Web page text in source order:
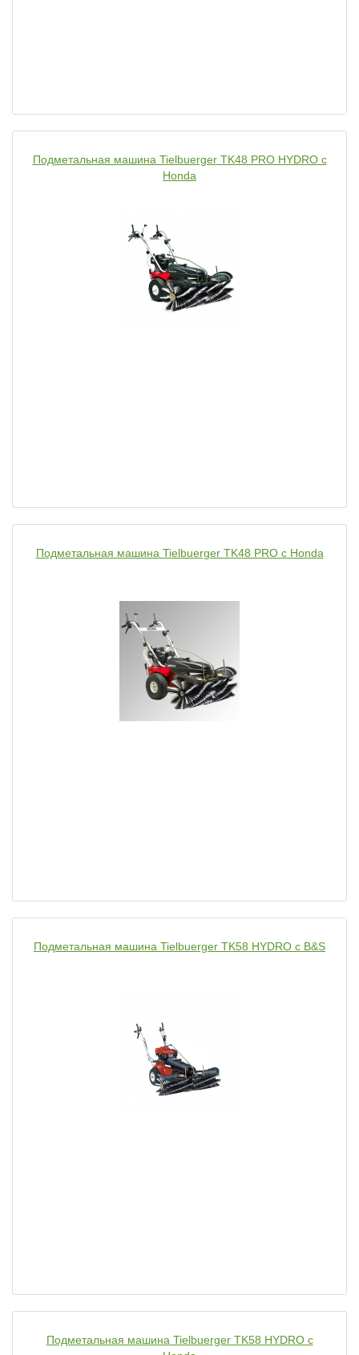
Подметальная машина Tielbuerger TK48 PRO HYDRO с
Honda
Подметальная машина Tielbuerger TK48 PRO с Honda
Подметальная машина Tielbuerger TK58 HYDRO с B&S
Подметальная машина Tielbuerger TK58 HYDRO с